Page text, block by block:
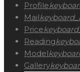
Profile
Mail
Price
Reading
Model
Gallery